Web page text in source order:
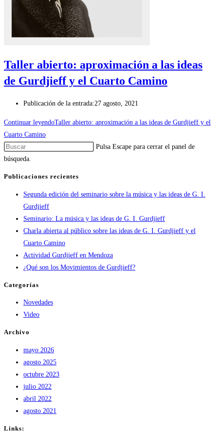
Taller abierto: aproximación a las ideas
de Gurdjieff y el Cuarto Camino
Publicación de la entrada:27 agosto, 2021
Continuar leyendoTaller abierto: aproximación a las ideas de Gurdjieff y el
Cuarto Camino
Pulsa Escape para cerrar el panel de
búsqueda.
Publicaciones recientes
Segunda edición del seminario sobre la música y las ideas de G. I.
Gurdjieff
Seminario: La música y las ideas de G. I. Gurdjieff
Charla abierta al público sobre las ideas de G. I. Gurdjieff y el
Cuarto Camino
Actividad Gurdjieff en Mendoza
¿Qué son los Movimientos de Gurdjieff?
Categorías
Novedades
Video
Archivo
mayo 2026
agosto 2025
octubre 2023
julio 2022
abril 2022
agosto 2021
Links: